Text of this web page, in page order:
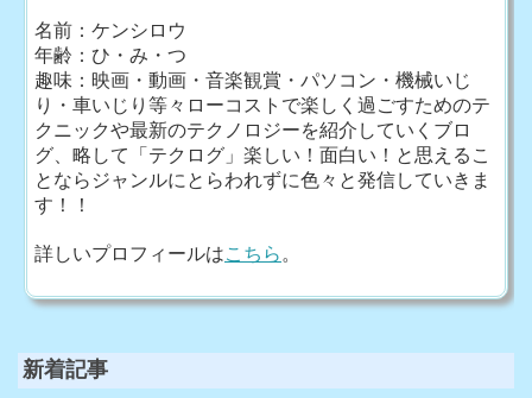
名前：ケンシロウ
年齢：ひ・み・つ
趣味：映画・動画・音楽観賞・パソコン・機械いじ
り・車いじり等々ローコストで楽しく過ごすためのテ
クニックや最新のテクノロジーを紹介していくブロ
グ、略して「テクログ」楽しい！面白い！と思えるこ
とならジャンルにとらわれずに色々と発信していきま
す！！
詳しいプロフィールはこちら 。
新着記事